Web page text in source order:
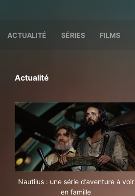
ACTUALITÉ SÉRIES FILMS
Actualité
Nautilus : une série d’aventure à voir
en famille